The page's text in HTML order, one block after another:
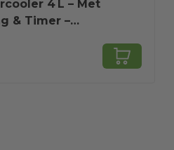
4 L – Met
& Timer –
–
– Wit